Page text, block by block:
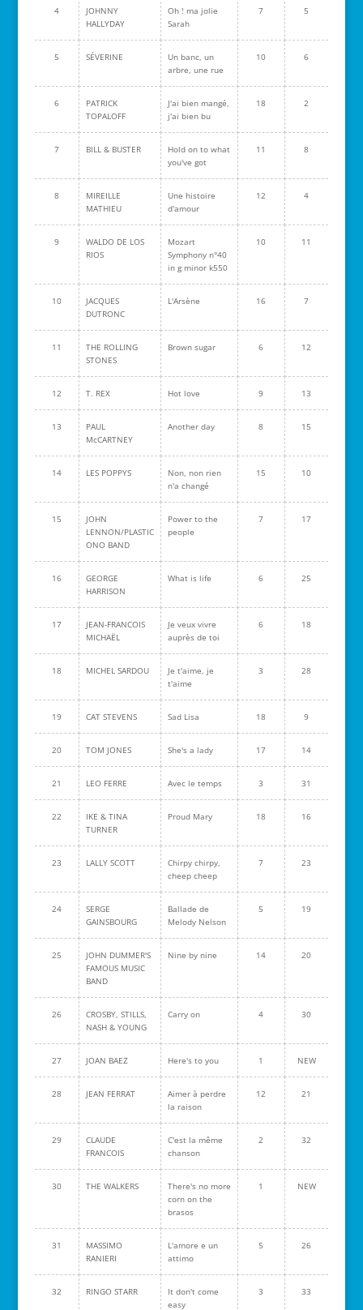
4
JOHNNY
HALLYDAY
Oh ! ma jolie
Sarah
7 5
5 SÉVERINE
Un banc, un
arbre, une rue
10 6
6
PATRICK
TOPALOFF
J'ai bien mangé,
j'ai bien bu
18 2
7 BILL & BUSTER
Hold on to what
you've got
11 8
8
MIREILLE
MATHIEU
Une histoire
d'amour
12 4
9
WALDO DE LOS
RIOS
Mozart
Symphony n°40
in g minor k550
10 11
10
JACQUES
DUTRONC
L'Arsène 16 7
11
THE ROLLING
STONES
Brown sugar 6 12
12 T. REX Hot love 9 13
13
PAUL
McCARTNEY
Another day 8 15
14 LES POPPYS
Non, non rien
n'a changé
15 10
15
JOHN
LENNON/PLASTIC
ONO BAND
Power to the
people
7 17
16
GEORGE
HARRISON
What is life 6 25
17
JEAN-FRANCOIS
MICHAËL
Je veux vivre
auprès de toi
6 18
18 MICHEL SARDOU
Je t'aime, je
t'aime
3 28
19 CAT STEVENS Sad Lisa 18 9
20 TOM JONES She's a lady 17 14
21 LEO FERRE Avec le temps 3 31
22
IKE & TINA
TURNER
Proud Mary 18 16
23 LALLY SCOTT
Chirpy chirpy,
cheep cheep
7 23
24
SERGE
GAINSBOURG
Ballade de
Melody Nelson
5 19
25
JOHN DUMMER'S
FAMOUS MUSIC
BAND
Nine by nine 14 20
26
CROSBY, STILLS,
NASH & YOUNG
Carry on 4 30
27 JOAN BAEZ Here's to you 1 NEW
28 JEAN FERRAT
Aimer à perdre
la raison
12 21
29
CLAUDE
FRANCOIS
C'est la même
chanson
2 32
30 THE WALKERS
There's no more
corn on the
brasos
1 NEW
31
MASSIMO
RANIERI
L'amore e un
attimo
5 26
32 RINGO STARR
It don't come
easy
3 33